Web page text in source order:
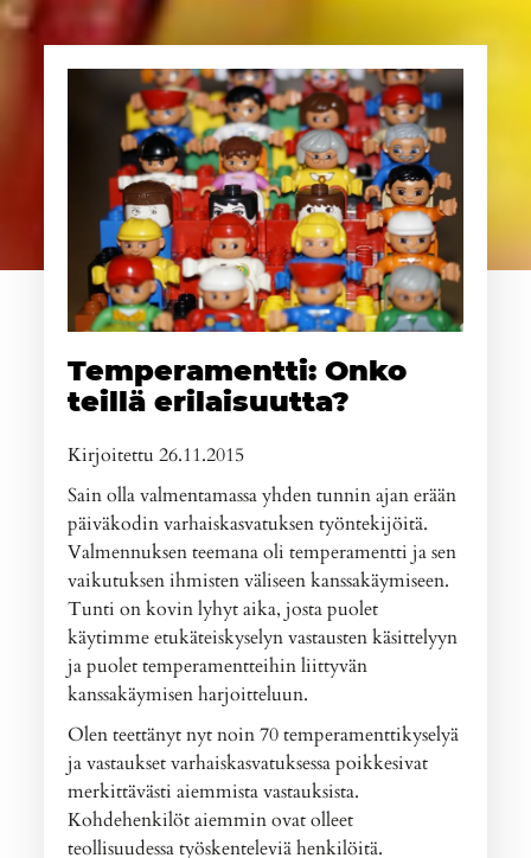
Temperamentti: Onko
teillä erilaisuutta?
Kirjoitettu 26.11.2015
Sain olla valmentamassa yhden tunnin ajan erään
päiväkodin varhaiskasvatuksen työntekijöitä.
Valmennuksen teemana oli temperamentti ja sen
vaikutuksen ihmisten väliseen kanssakäymiseen.
Tunti on kovin lyhyt aika, josta puolet
käytimme etukäteiskyselyn vastausten käsittelyyn
ja puolet temperamentteihin liittyvän
kanssakäymisen harjoitteluun.
Olen teettänyt nyt noin 70 temperamenttikyselyä
ja vastaukset varhaiskasvatuksessa poikkesivat
merkittävästi aiemmista vastauksista.
Kohdehenkilöt aiemmin ovat olleet
teollisuudessa työskenteleviä henkilöitä.